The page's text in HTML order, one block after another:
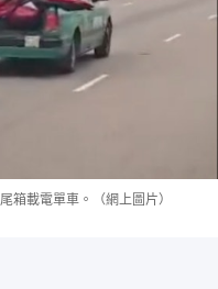
箱載電單車。（網上圖片）